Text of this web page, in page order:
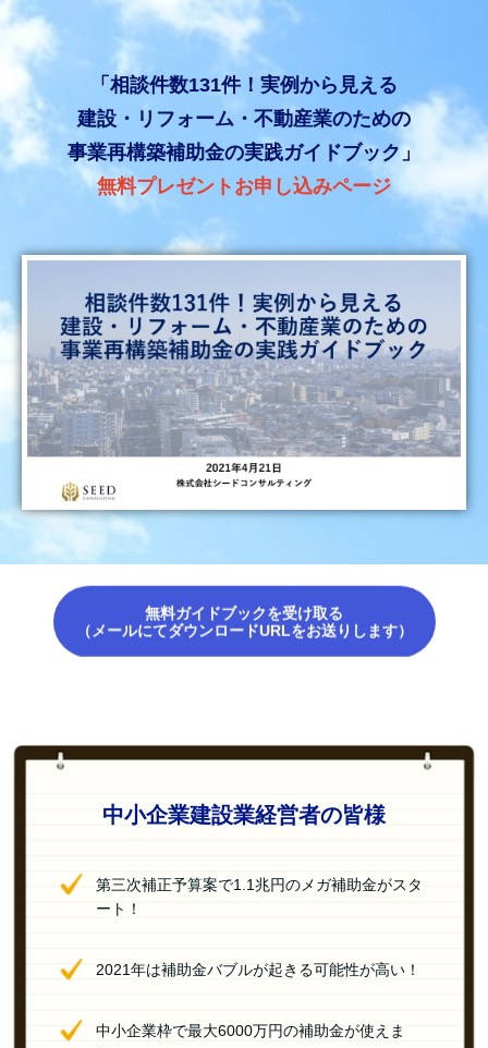
「相談件数131件！実例から見える
建設・リフォーム・不動産業のための
事業再構築補助金の実践ガイドブック」
無料プレゼントお申し込みページ
無料ガイドブックを受け取る
（メールにてダウンロードURLをお送りします）
中小企業建設業経営者の皆様
第三次補正予算案で1.1兆円のメガ補助金がスタ
ート！
2021年は補助金バブルが起きる可能性が高い！
中小企業枠で最大6000万円の補助金が使えま